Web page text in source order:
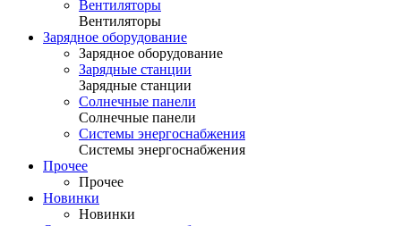
Вентиляторы
Вентиляторы
Зарядное оборудование
Зарядное оборудование
Зарядные станции
Зарядные станции
Солнечные панели
Солнечные панели
Системы энергоснабжения
Системы энергоснабжения
Прочее
Прочее
Новинки
Новинки